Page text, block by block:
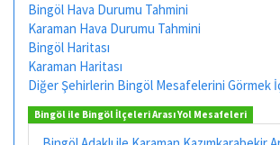
Bingöl Hava Durumu Tahmini
Karaman Hava Durumu Tahmini
Bingöl Haritası
Karaman Haritası
Diğer Şehirlerin Bingöl Mesafelerini Görmek
Bingöl ile Bingöl İlçeleri Arası Yol Mesafeleri